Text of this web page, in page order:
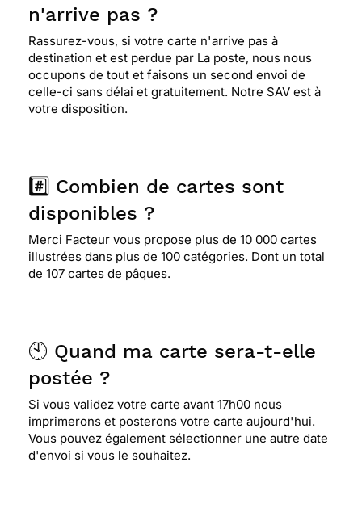
n'arrive pas ?
Rassurez-vous, si votre carte n'arrive pas à
destination et est perdue par La poste, nous nous
occupons de tout et faisons un second envoi de
celle-ci sans délai et gratuitement. Notre SAV est à
votre disposition.
#️⃣ Combien de cartes sont
disponibles ?
Merci Facteur vous propose plus de 10 000 cartes
illustrées dans plus de 100 catégories. Dont un total
de 107 cartes de pâques.
🕙 Quand ma carte sera-t-elle
postée ?
Si vous validez votre carte avant 17h00 nous
imprimerons et posterons votre carte aujourd'hui.
Vous pouvez également sélectionner une autre date
d'envoi si vous le souhaitez.